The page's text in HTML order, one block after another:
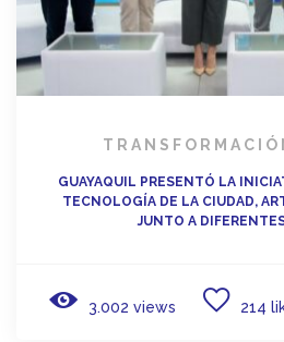
GUAYAQUIL PRESENTÓ LA
TECNOLOGÍA DE LA CIUDAD,
JUNTO A
3.002 views 214